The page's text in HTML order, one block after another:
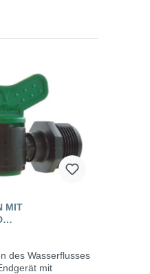
MIT
des Wasserflusses
mit